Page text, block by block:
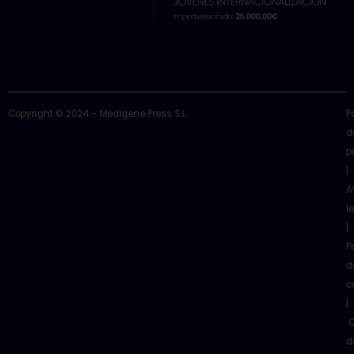
Copyright © 2024 – Medigene Press S.L
|
|
|